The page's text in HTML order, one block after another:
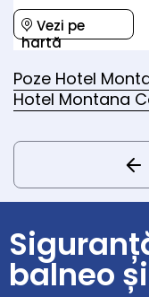
Vezi pe
hartă
Poze Hotel
Hotel Montana
balneo